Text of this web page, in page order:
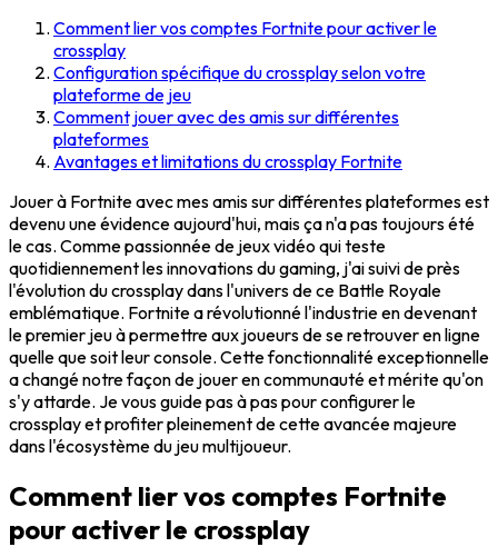
Comment lier vos comptes Fortnite pour activer le
crossplay
Configuration spécifique du crossplay selon votre
plateforme de jeu
Comment jouer avec des amis sur différentes
plateformes
Avantages et limitations du crossplay Fortnite
Jouer à Fortnite avec mes amis sur différentes plateformes est
devenu une évidence aujourd'hui, mais ça n'a pas toujours été
le cas. Comme passionnée de jeux vidéo qui teste
quotidiennement les innovations du gaming, j'ai suivi de près
l'évolution du crossplay dans l'univers de ce Battle Royale
emblématique. Fortnite a révolutionné l'industrie en devenant
le premier jeu à permettre aux joueurs de se retrouver en ligne
quelle que soit leur console. Cette fonctionnalité exceptionnelle
a changé notre façon de jouer en communauté et mérite qu'on
s'y attarde. Je vous guide pas à pas pour configurer le
crossplay et profiter pleinement de cette avancée majeure
dans l'écosystème du jeu multijoueur.
Comment lier vos comptes Fortnite
pour activer le crossplay